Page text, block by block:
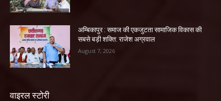
अम्बिकापुर : समाज की एकजुटता सामाजिक विकास की
सबसे बड़ी शक्ति: राजेश अग्रवाल
August 7, 2026
वाइरल स्टोरी